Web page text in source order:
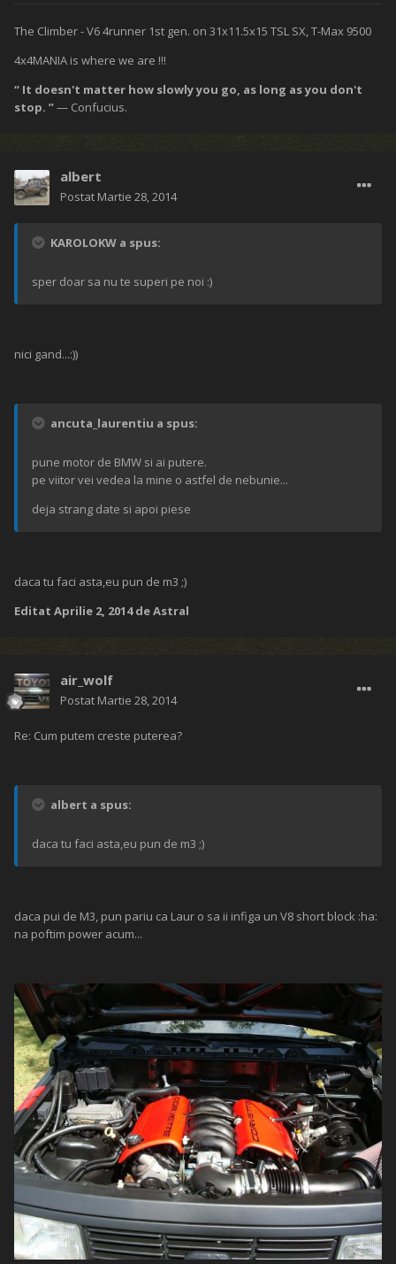
The Climber - V6 4runner 1st gen. on 31x11.5x15 TSL SX, T-Max 9500
4x4MANIA is where we are !!!
“ It doesn't matter how slowly you go, as long as you don't
stop. ”— Confucius.
albert
Postat Martie 28, 2014
KAROLOKW a spus:
sper doar sa nu te superi pe noi :)
nici gand...:))
ancuta_laurentiu a spus:
pune motor de BMW si ai putere.
pe viitor vei vedea la mine o astfel de nebunie...
deja strang date si apoi piese
daca tu faci asta,eu pun de m3 ;)
Editat Aprilie 2, 2014de Astral
air_wolf
Postat Martie 28, 2014
Re: Cum putem creste puterea?
albert a spus:
daca tu faci asta,eu pun de m3 ;)
daca pui de M3, pun pariu ca Laur o sa ii infiga un V8 short block :ha:
na poftim power acum...